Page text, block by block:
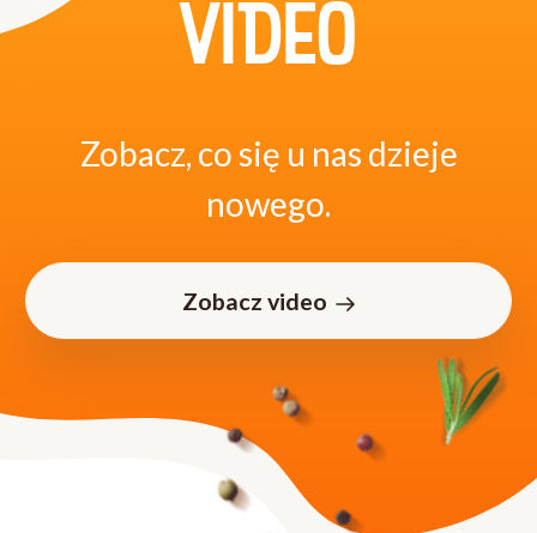
VIDEO
Zobacz, co się u nas dzieje
nowego.
Zobacz video